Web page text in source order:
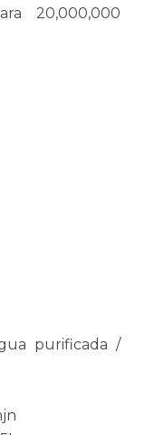
20,000,000
purificada /